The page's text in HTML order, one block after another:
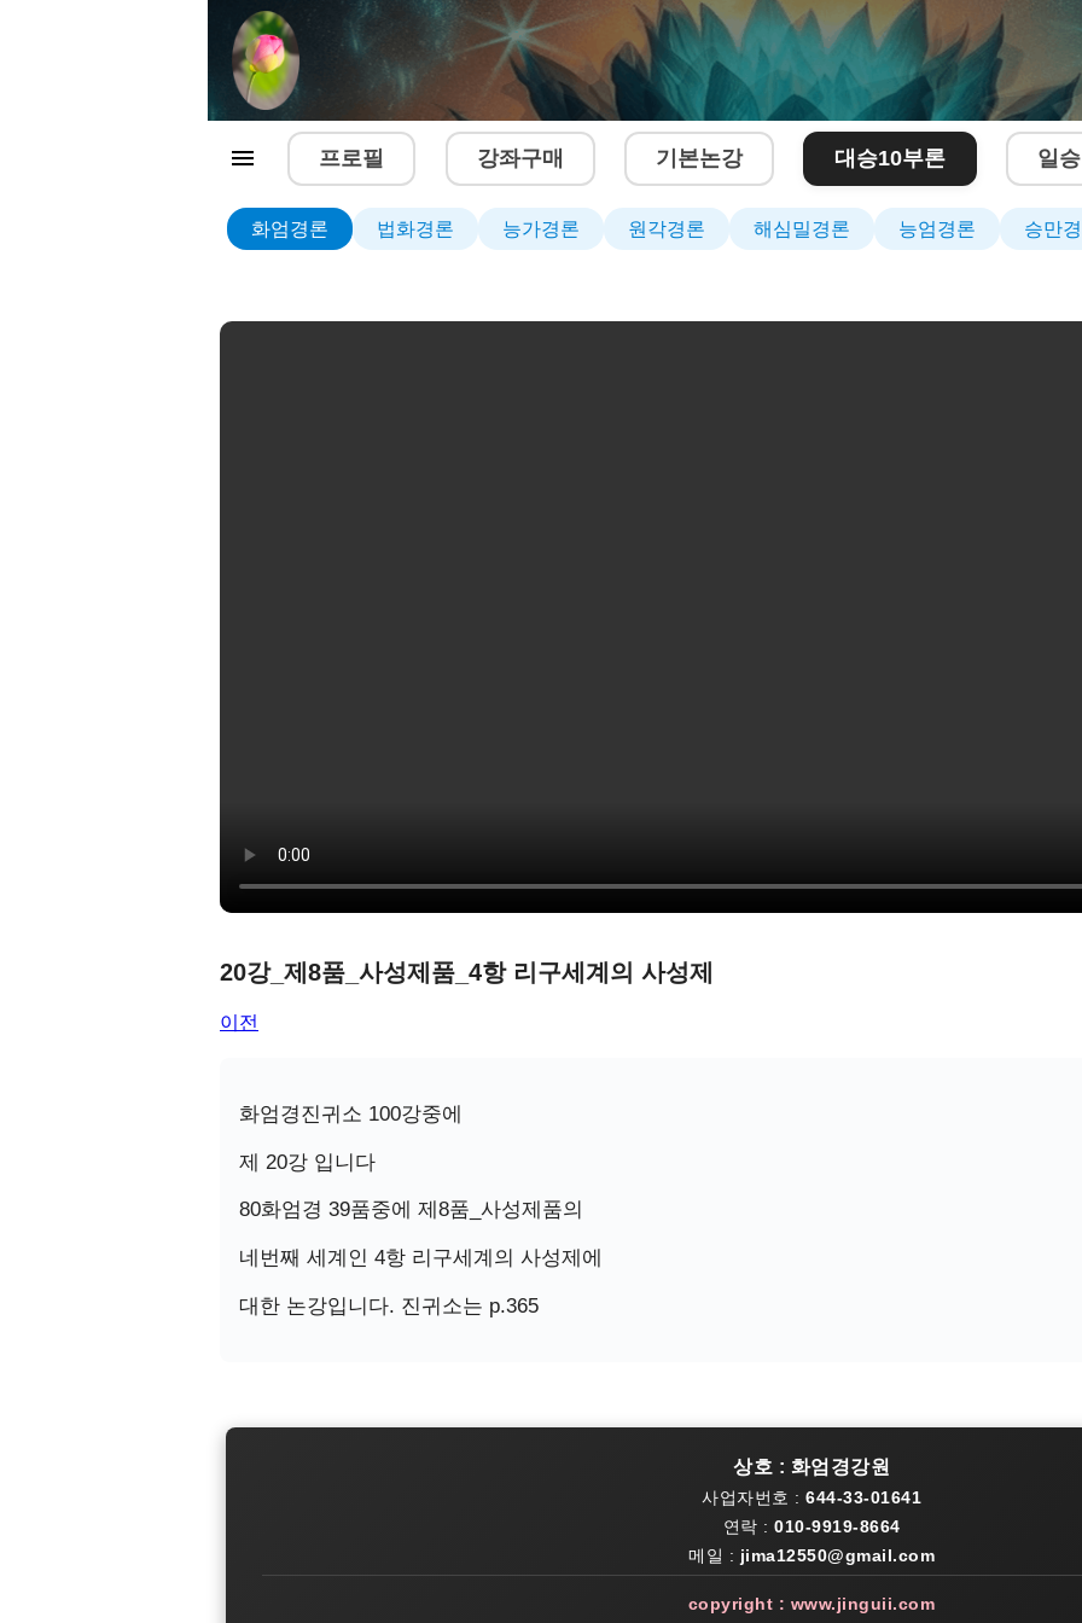
프로필 강좌구매 기본논강 대승10부론 일
화엄경론 법화경론 능가경론 원각경론 해심밀경론 능엄경론 승만
20강_제8품_사성제품_4항 리구세계의 사성제
이전
화엄경진귀소 100강중에
제 20강 입니다
80화엄경 39품중에 제8품_사성제품의
네번째 세계인 4항 리구세계의 사성제에
대한 논강입니다. 진귀소는 p.365
상호 : 화엄경강원
사업자번호 : 644-33-01641
연락 : 010-9919-8664
메일 : jima12550@gmail.com
copyright : www.jinguii.com